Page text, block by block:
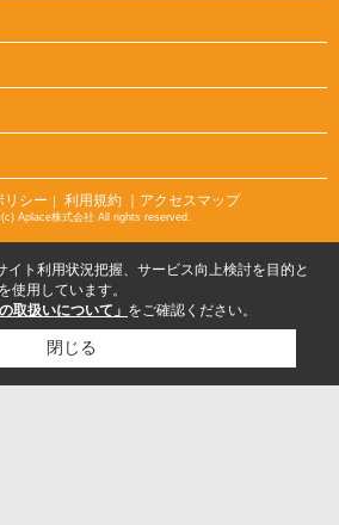
リシー ｜ 利用規約 ｜アクセスマップ
Aplace株式会社 All rights reserved.
イト利用状況把握、サービス向上検討を目的と
使用しています。
取扱いについて」 をご確認ください。
閉じる